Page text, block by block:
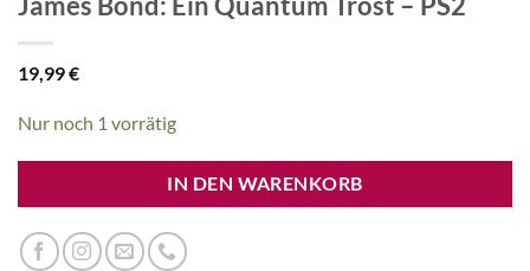
19,99€
Nur noch 1 vorrätig
IN DEN WARENKORB